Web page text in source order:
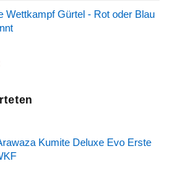
bis
Wettkampf Gürtel - Rot oder Blau
Kumite Deluxe Evo Erste